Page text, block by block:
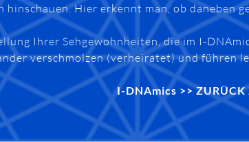
hinschauen. Hier erkennt man, ob
Ihrer Sehgewohnheiten, die im I-
verschmolzen (verheiratet) und führen
I-DNAmics >> ZURÜCK